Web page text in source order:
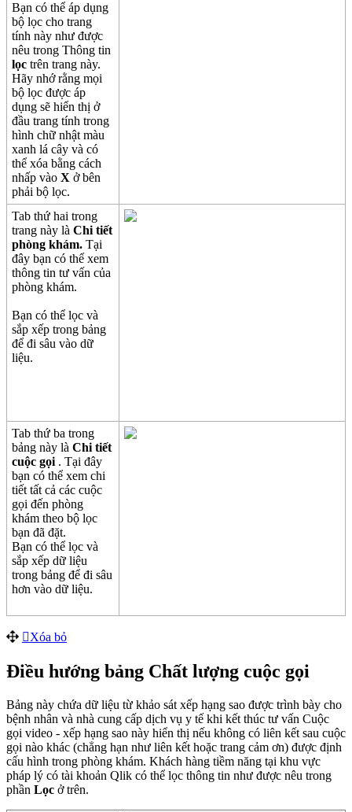
Bạn có thể áp dụng
bộ lọc cho trang
tính này như được
nêu trong Thông tin
lọc trên trang này.
Hãy nhớ rằng mọi
bộ lọc được áp
dụng sẽ hiển thị ở
đầu trang tính trong
hình chữ nhật màu
xanh lá cây và có
thể xóa bằng cách
nhấp vào X ở bên
phải bộ lọc.
Tab thứ hai trong
trang này là Chi tiết
phòng khám. Tại
đây bạn có thể xem
thông tin tư vấn của
phòng khám.
Bạn có thể lọc và
sắp xếp trong bảng
để đi sâu vào dữ
liệu.
Tab thứ ba trong
bảng này là Chi tiết
cuộc gọi . Tại đây
bạn có thể xem chi
tiết tất cả các cuộc
gọi đến phòng
khám theo bộ lọc
bạn đã đặt.
Bạn có thể lọc và
sắp xếp dữ liệu
trong bảng để đi sâu
hơn vào dữ liệu.
Xóa bỏ
Điều hướng bảng Chất lượng cuộc gọi
Bảng này chứa dữ liệu từ khảo sát xếp hạng sao được trình bày cho
bệnh nhân và nhà cung cấp dịch vụ y tế khi kết thúc tư vấn Cuộc
gọi video - xếp hạng sao này hiển thị nếu không có liên kết sau cuộc
gọi nào khác (chẳng hạn như liên kết hoặc trang cảm ơn) được định
cấu hình trong phòng khám. Khách hàng tiềm năng tại khu vực
pháp lý có tài khoản Qlik có thể lọc thông tin như được nêu trong
phần Lọc ở trên.